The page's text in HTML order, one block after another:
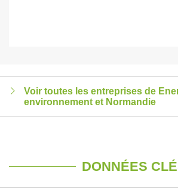
Voir toutes les entreprises de
environnement et Normandie
DONNÉES